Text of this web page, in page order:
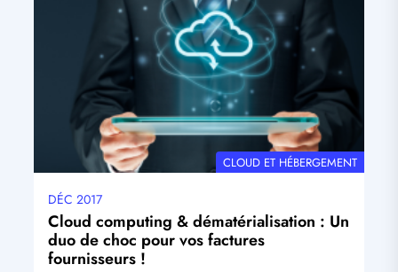
THÉMATIQUE
CLOUD ET HÉBERGEMENT
Date
mise
à
jour
DÉC 2017
Cloud computing & dématérialisation : Un
duo de choc pour vos factures
fournisseurs !